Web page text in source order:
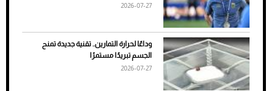
2026-07-27
وداعًا لحرارة التمارين.. تقنية جديدة تمنح
الجسم تبريدًا مستمرًا
2026-07-27